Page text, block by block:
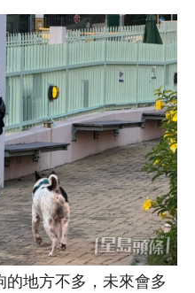
地方不多，未來會多